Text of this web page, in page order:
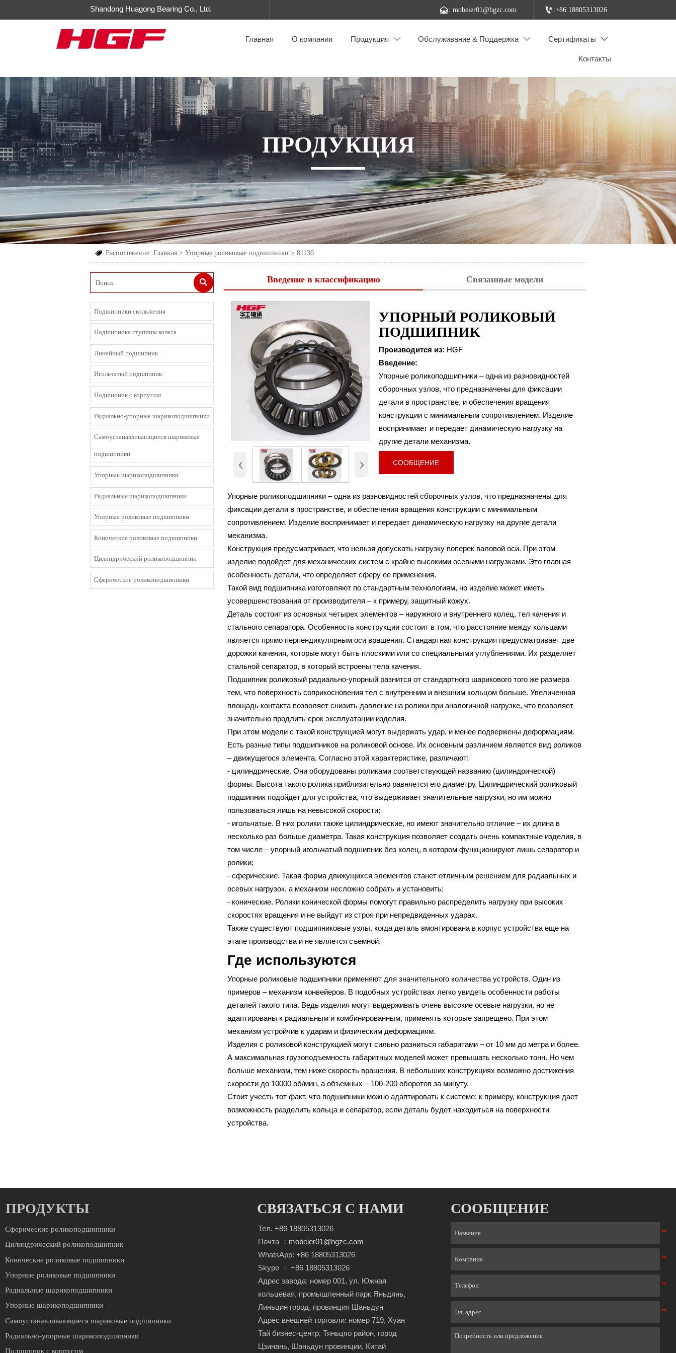
Shandong Huagong Bearing Co., Ltd. : mobeier01@hgzc.com :+86 18805313026
Главная О компании Продукция  Обслуживание & Поддержка  Сертификаты 
Контакты
ПРОДУКЦИЯ
 Расположение:Главная >Упорные роликовые подшипники >81130

Подшипники скольжения
Подшипника ступицы колеса
Линейный подшипник
Игольчатый подшипник
Подшипник с корпусом
Радиально-упорные шарикоподшипники
Cамоустанавливающиеся шариковые
подшипники
Упорные шарикоподшипники
Радиальные шарикоподшипники
Упорные роликовые подшипники
Конические роликовые подшипники
Цилиндрический роликоподшипник
Сферические роликоподшипники
Введение в классификацию Связанные модели
‹ ›
УПОРНЫЙ РОЛИКОВЫЙ
ПОДШИПНИК
Производится из: HGF
Введение:
Упорные роликоподшипники – одна из разновидностей
сборочных узлов, что предназначены для фиксации
детали в пространстве, и обеспечения вращения
конструкции с минимальным сопротивлением. Изделие
воспринимает и передает динамическую нагрузку на
другие детали механизма.
СООБЩЕНИЕ
Упорные роликоподшипники – одна из разновидностей сборочных узлов, что предназначены для
фиксации детали в пространстве, и обеспечения вращения конструкции с минимальным
сопротивлением. Изделие воспринимает и передает динамическую нагрузку на другие детали
механизма.
Конструкция предусматривает, что нельзя допускать нагрузку поперек валовой оси. При этом
изделие подойдет для механических систем с крайне высокими осевыми нагрузками. Это главная
особенность детали, что определяет сферу ее применения.
Такой вид подшипника изготовляют по стандартным технологиям, но изделие может иметь
усовершенствования от производителя – к примеру, защитный кожух.
Деталь состоит из основных четырех элементов – наружного и внутреннего колец, тел качения и
стального сепаратора. Особенность конструкции состоит в том, что расстояние между кольцами
является прямо перпендикулярным оси вращения. Стандартная конструкция предусматривает две
дорожки качения, которые могут быть плоскими или со специальными углублениями. Их разделяет
стальной сепаратор, в который встроены тела качения.
Подшипник роликовый радиально-упорный разнится от стандартного шарикового того же размера
тем, что поверхность соприкосновения тел с внутренним и внешним кольцом больше. Увеличенная
площадь контакта позволяет снизить давление на ролики при аналогичной нагрузке, что позволяет
значительно продлить срок эксплуатации изделия.
При этом модели с такой конструкцией могут выдержать удар, и менее подвержены деформациям.
Есть разные типы подшипников на роликовой основе. Их основным различием является вид роликов
– движущегося элемента. Согласно этой характеристике, различают:
- цилиндрические. Они оборудованы роликами соответствующей названию (цилиндрической)
формы. Высота такого ролика приблизительно равняется его диаметру. Цилиндрический роликовый
подшипник подойдет для устройства, что выдерживает значительные нагрузки, но им можно
пользоваться лишь на невысокой скорости;
- игольчатые. В них ролики также цилиндрические, но имеют значительно отличие – их длина в
несколько раз больше диаметра. Такая конструкция позволяет создать очень компактные изделия, в
том числе – упорный игольчатый подшипник без колец, в котором функционируют лишь сепаратор и
ролики;
- сферические. Такая форма движущихся элементов станет отличным решением для радиальных и
осевых нагрузок, а механизм несложно собрать и установить;
- конические. Ролики конической формы помогут правильно распределить нагрузку при высоких
скоростях вращения и не выйдут из строя при непредвиденных ударах.
Также существуют подшипниковые узлы, когда деталь вмонтирована в корпус устройства еще на
этапе производства и не является съемной.
Где используются
Упорные роликовые подшипники применяют для значительного количества устройств. Один из
примеров – механизм конвейеров. В подобных устройствах легко увидеть особенности работы
деталей такого типа. Ведь изделия могут выдерживать очень высокие осевые нагрузки, но не
адаптированы к радиальным и комбинированным, применять которые запрещено. При этом
механизм устройчив к ударам и физическим деформациям.
Изделия с роликовой конструкцией могут сильно разниться габаритами – от 10 мм до метра и более.
А максимальная грузоподъемность габаритных моделей может превышать несколько тонн. Но чем
больше механизм, тем ниже скорость вращения. В небольших конструкциях возможно достижения
скорости до 10000 об/мин, а объемных – 100-200 оборотов за минуту.
Стоит учесть тот факт, что подшипники можно адаптировать к системе: к примеру, конструкция дает
возможность разделить кольца и сепаратор, если деталь будет находиться на поверхности
устройства.
81130
Внутренний диаметр (d)
150 мм
Наружный диаметр (D)
190 мм.
Высота (B)
31 мм.
ПРОДУКТЫ
Сферические роликоподшипники
Цилиндрический роликоподшипник
Конические роликовые подшипники
Упорные роликовые подшипники
Радиальные шарикоподшипники
Упорные шарикоподшипники
Cамоустанавливающиеся шариковые подшипники
Радиально-упорные шарикоподшипники
Подшипник с корпусом
СВЯЗАТЬСЯ С НАМИ
Тел. +86 18805313026
Почта ： mobeier01@hgzc.com
WhatsApp: +86 18805313026
Skype ： +86 18805313026
Адрес завода: номер 001, ул. Южная
кольцевая, промышленный парк Яньдянь,
Линьцин город, провинция Шаньдун
Адрес внешней торговли: номер 719, Хуан
Тай бизнес-центр, Тяньцяо район, город
Цзинань, Шаньдун провинции, Китай
СООБЩЕНИЕ